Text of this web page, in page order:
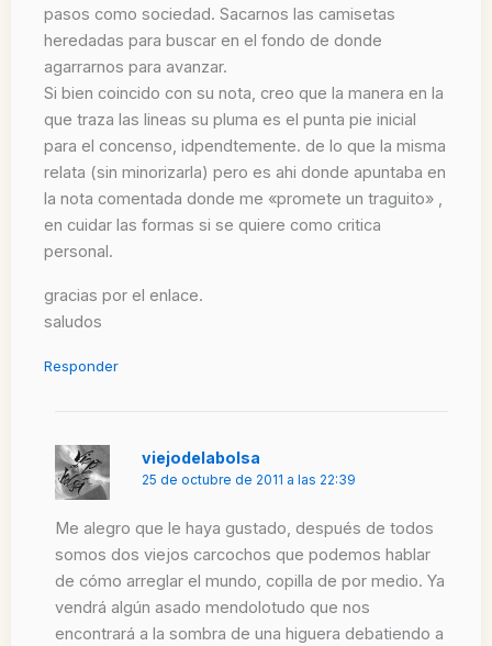
pasos como sociedad. Sacarnos las camisetas
heredadas para buscar en el fondo de donde
agarrarnos para avanzar.
Si bien coincido con su nota, creo que la manera en la
que traza las lineas su pluma es el punta pie inicial
para el concenso, idpendtemente. de lo que la misma
relata (sin minorizarla) pero es ahi donde apuntaba en
la nota comentada donde me «promete un traguito» ,
en cuidar las formas si se quiere como critica
personal.
gracias por el enlace.
saludos
Responder
viejodelabolsa
25 de octubre de 2011 a las 22:39
Me alegro que le haya gustado, después de todos
somos dos viejos carcochos que podemos hablar
de cómo arreglar el mundo, copilla de por medio. Ya
vendrá algún asado mendolotudo que nos
encontrará a la sombra de una higuera debatiendo a